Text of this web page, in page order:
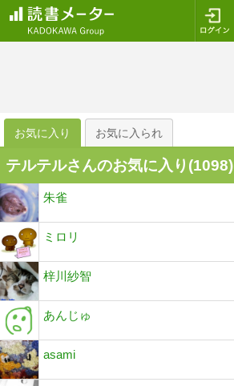
お気に入り お気に入られ
テルテルさんのお気に入り(1098)
朱雀
ミロリ
梓川紗智
あんじゅ
asami